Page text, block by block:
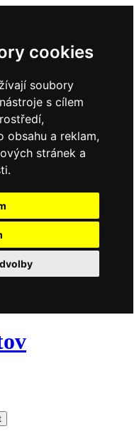
cookies
soubory
s cílem
obsahu a reklam,
stránek a